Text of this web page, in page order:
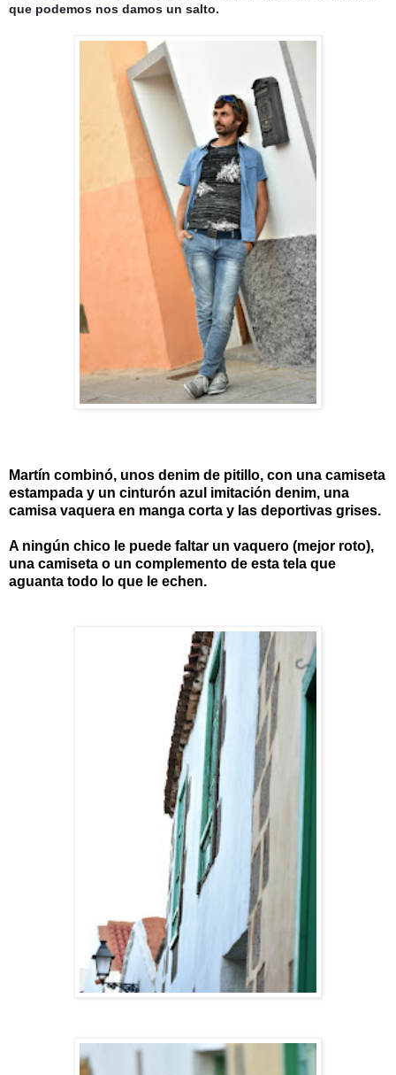
que podemos nos damos un salto.
Martín combinó, unos denim de pitillo, con una camiseta
estampada y un cinturón azul imitación denim, una
camisa vaquera en manga corta y las deportivas grises.
A ningún chico le puede faltar un vaquero (mejor roto),
una camiseta o un complemento de esta tela que
aguanta todo lo que le echen.